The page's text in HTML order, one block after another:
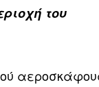
του